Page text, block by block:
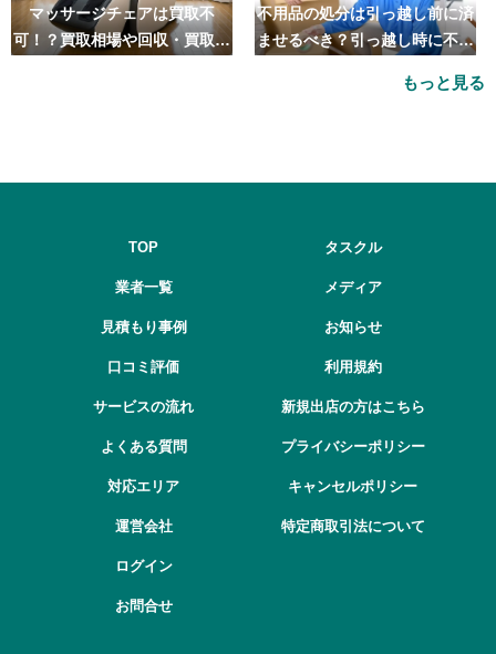
マッサージチェアは買取不
可！？買取相場や回収・買取の
不用品の処分は引っ越し前に済
ませるべき？引っ越し時に不用
もっと見る
TOP
業者一覧
見積もり事例
口コミ評価
サービスの流れ
よくある質問
対応エリア
運営会社
ログイン
お問合せ
タスクル
メディア
お知らせ
利用規約
新規出店の方はこちら
プライバシーポリシー
キャンセルポリシー
特定商取引法について